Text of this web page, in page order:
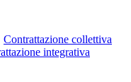
Contrattazione collettiva
integrativa